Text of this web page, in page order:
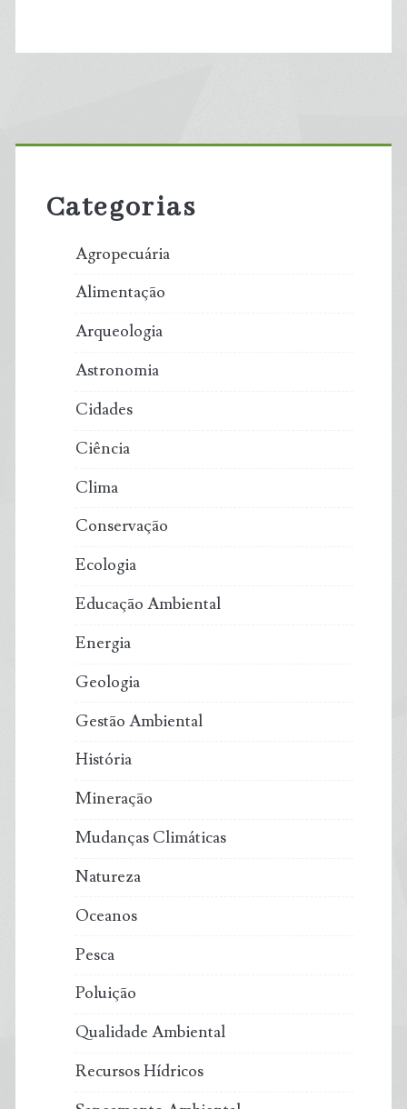
Primary
Sidebar
Categorias
Agropecuária
Alimentação
Arqueologia
Astronomia
Cidades
Ciência
Clima
Conservação
Ecologia
Educação Ambiental
Energia
Geologia
Gestão Ambiental
História
Mineração
Mudanças Climáticas
Natureza
Oceanos
Pesca
Poluição
Qualidade Ambiental
Recursos Hídricos